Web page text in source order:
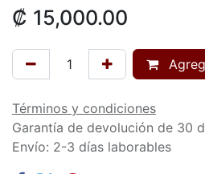
₡ 15,000.00
Términos y condiciones
Garantía de devolución de 30
Envío: 2-3 días laborables